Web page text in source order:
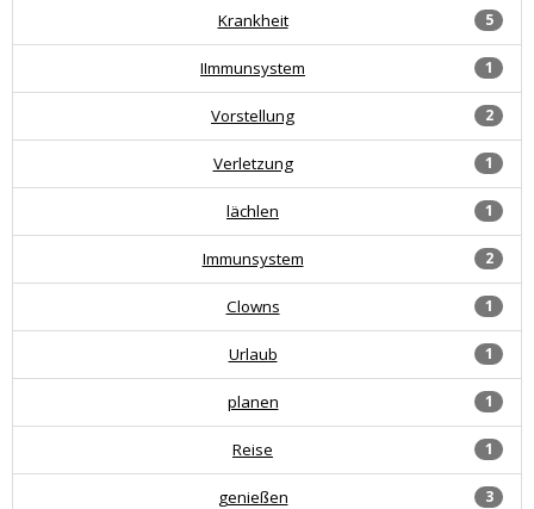
5
Krankheit
1
IImmunsystem
2
Vorstellung
1
Verletzung
1
lächlen
2
Immunsystem
1
Clowns
1
Urlaub
1
planen
1
Reise
3
genießen